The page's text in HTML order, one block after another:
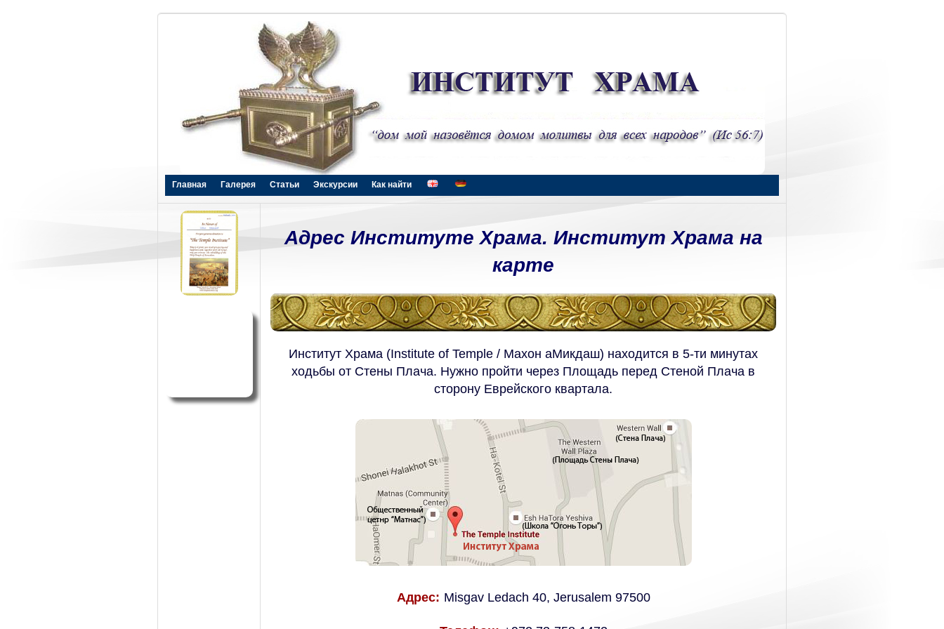
Главная Галерея Статьи Экскурсии Как найти
Адрес Институте Храма. Институт Храма на
карте
Институт Храма (Institute of Temple / Махон аМикдаш) находится в 5-ти минутах
ходьбы от Стены Плача. Нужно пройти через Площадь перед Стеной Плача в
сторону Еврейского квартала.
Адрес: Misgav Ledach 40, Jerusalem 97500